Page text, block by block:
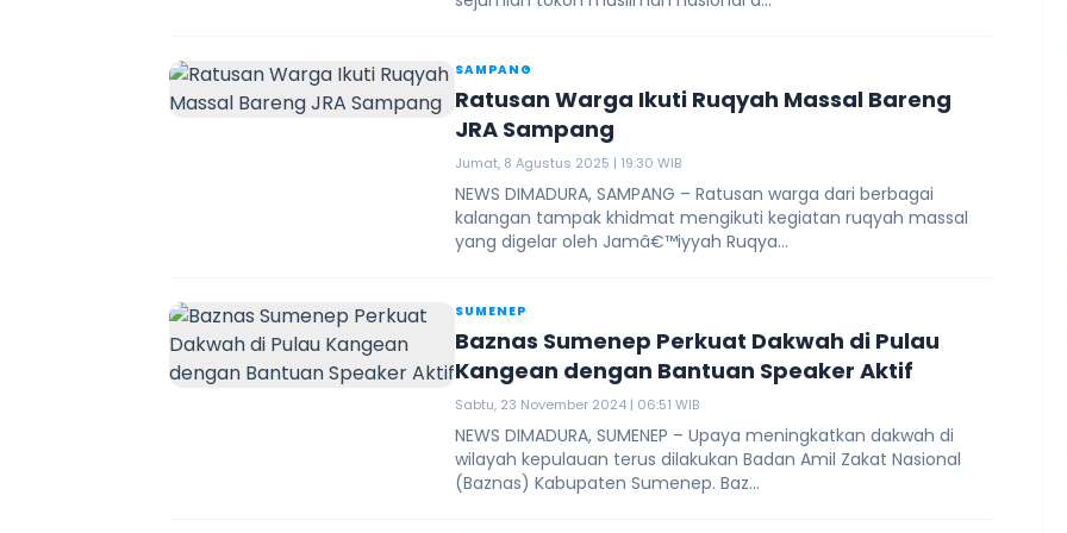
SAMPANG
Ratusan Warga Ikuti Ruqyah Massal Bareng
JRA Sampang
Jumat, 8 Agustus 2025 | 19:30 WIB
NEWS DIMADURA, SAMPANG – Ratusan warga dari berbagai
kalangan tampak khidmat mengikuti kegiatan ruqyah massal
yang digelar oleh Jamâ€™iyyah Ruqya...
SUMENEP
Baznas Sumenep Perkuat Dakwah di Pulau
Kangean dengan Bantuan Speaker Aktif
Sabtu, 23 November 2024 | 06:51 WIB
NEWS DIMADURA, SUMENEP – Upaya meningkatkan dakwah di
wilayah kepulauan terus dilakukan Badan Amil Zakat Nasional
(Baznas) Kabupaten Sumenep. Baz...